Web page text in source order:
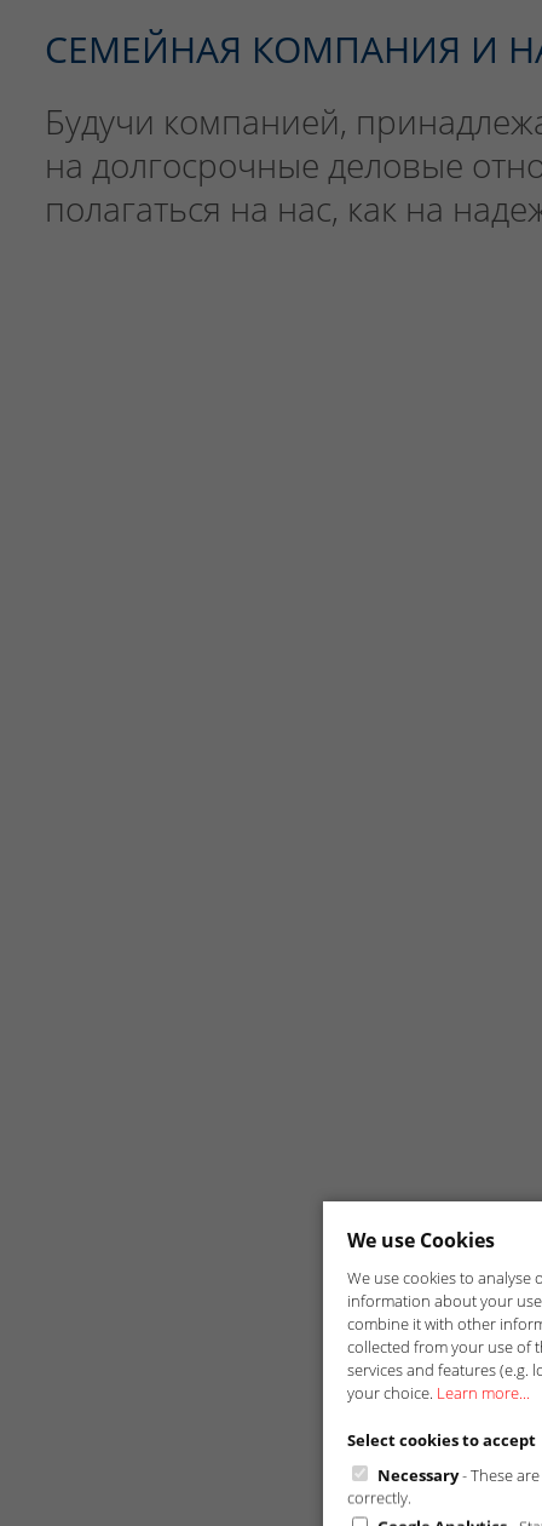
СЕМЕЙНАЯ КОМПАНИЯ И
Будучи компанией,
на долгосрочные деловые
полагаться на нас, как на
We use Cookies
We use cookies to analyse
information about your
combine it with other
collected from your use of
services and features (e.g.
your choice. Learn more...
Select cookies to accept
Necessary- These
correctly.